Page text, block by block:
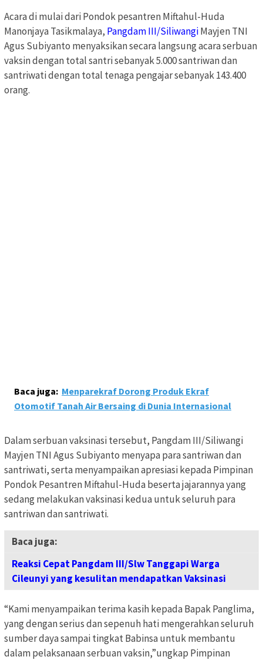
Acara di mulai dari Pondok pesantren Miftahul-Huda
Manonjaya Tasikmalaya, Pangdam III/SiliwangiMayjen TNI
Agus Subiyanto menyaksikan secara langsung acara serbuan
vaksin dengan total santri sebanyak 5.000 santriwan dan
santriwati dengan total tenaga pengajar sebanyak 143.400
orang.
Baca juga: Menparekraf Dorong Produk Ekraf
Otomotif Tanah Air Bersaing di Dunia Internasional
Dalam serbuan vaksinasi tersebut, Pangdam III/Siliwangi
Mayjen TNI Agus Subiyanto menyapa para santriwan dan
santriwati, serta menyampaikan apresiasi kepada Pimpinan
Pondok Pesantren Miftahul-Huda beserta jajarannya yang
sedang melakukan vaksinasi kedua untuk seluruh para
santriwan dan santriwati.
Baca juga:
Reaksi Cepat Pangdam III/Slw Tanggapi Warga
Cileunyi yang kesulitan mendapatkan Vaksinasi
“Kami menyampaikan terima kasih kepada Bapak Panglima,
yang dengan serius dan sepenuh hati mengerahkan seluruh
sumber daya sampai tingkat Babinsa untuk membantu
dalam pelaksanaan serbuan vaksin,”ungkap Pimpinan